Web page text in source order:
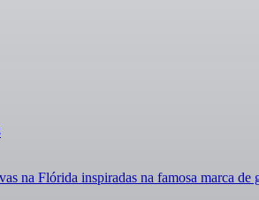
na Flórida inspiradas na famosa marca